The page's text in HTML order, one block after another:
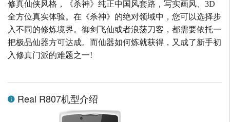
修真仙侠风格，《杀神》纯正中国风套路，写实画风、3D
全方位真实体验。在《杀神》的绝对领域中，您可以选择步
入不同的修炼境界。御剑飞仙或者浪荡刀客，都需要依托一
把极品仙器方可达成。而仙器如何炼就获得，又成了新手初
入修真门派的难题之一!
Real R807机型介绍